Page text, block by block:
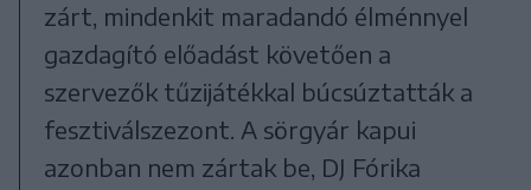
zárt, mindenkit maradandó élménnyel
gazdagító előadást követően a
szervezők tűzijátékkal búcsúztatták a
fesztiválszezont. A sörgyár kapui
azonban nem zártak be, DJ Fórika